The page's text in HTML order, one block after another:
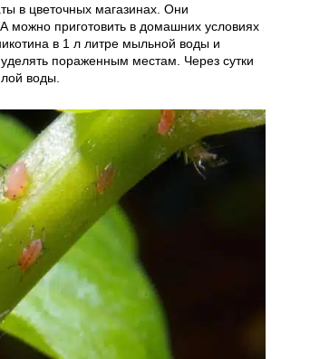
в цветочных магазинах. Они
можно приготовить в домашних условиях
в 1 л литре мыльной воды и
пораженным местам. Через сутки
воды.